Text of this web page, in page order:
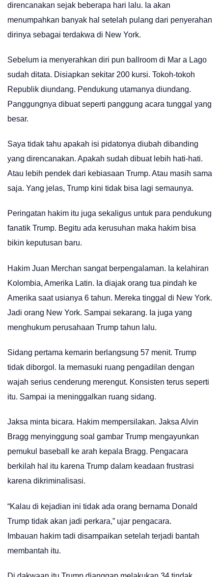
direncanakan sejak beberapa hari lalu. Ia akan
menumpahkan banyak hal setelah pulang dari penyerahan
dirinya sebagai terdakwa di New York.
Sebelum ia menyerahkan diri pun ballroom di Mar a Lago
sudah ditata. Disiapkan sekitar 200 kursi. Tokoh-tokoh
Republik diundang. Pendukung utamanya diundang.
Panggungnya dibuat seperti panggung acara tunggal yang
besar.
Saya tidak tahu apakah isi pidatonya diubah dibanding
yang direncanakan. Apakah sudah dibuat lebih hati-hati.
Atau lebih pendek dari kebiasaan Trump. Atau masih sama
saja. Yang jelas, Trump kini tidak bisa lagi semaunya.
Peringatan hakim itu juga sekaligus untuk para pendukung
fanatik Trump. Begitu ada kerusuhan maka hakim bisa
bikin keputusan baru.
Hakim Juan Merchan sangat berpengalaman. Ia kelahiran
Kolombia, Amerika Latin. Ia diajak orang tua pindah ke
Amerika saat usianya 6 tahun. Mereka tinggal di New York.
Jadi orang New York. Sampai sekarang. Ia juga yang
menghukum perusahaan Trump tahun lalu.
Sidang pertama kemarin berlangsung 57 menit. Trump
tidak diborgol. Ia memasuki ruang pengadilan dengan
wajah serius cenderung merengut. Konsisten terus seperti
itu. Sampai ia meninggalkan ruang sidang.
Jaksa minta bicara. Hakim mempersilakan. Jaksa Alvin
Bragg menyinggung soal gambar Trump mengayunkan
pemukul baseball ke arah kepala Bragg. Pengacara
berkilah hal itu karena Trump dalam keadaan frustrasi
karena dikriminalisasi.
“Kalau di kejadian ini tidak ada orang bernama Donald
Trump tidak akan jadi perkara,” ujar pengacara.
Imbauan hakim tadi disampaikan setelah terjadi bantah
membantah itu.